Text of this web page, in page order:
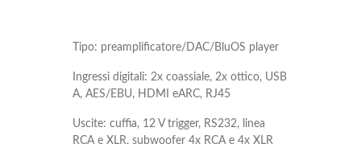
Tipo: preamplificatore/DAC/BluOS player
Ingressi digitali: 2x coassiale, 2x ottico, USB
A, AES/EBU, HDMI eARC, RJ45
Uscite: cuffia, 12 V trigger, RS232, linea
RCA e XLR, subwoofer 4x RCA e 4x XLR